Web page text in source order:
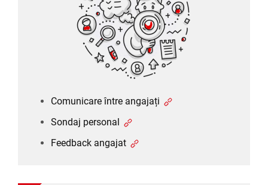
Comunicare între angajați
Sondaj personal
Feedback angajat
Feedback angajat